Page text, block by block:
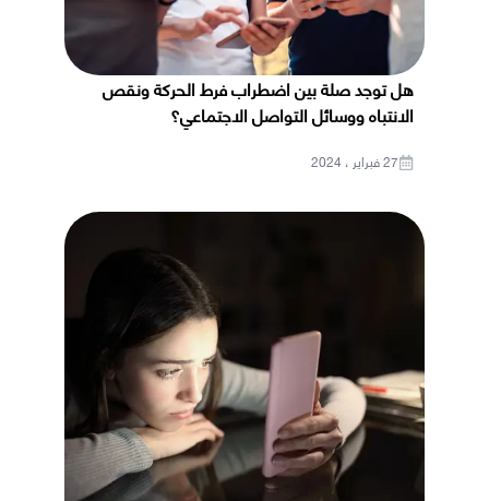
هل توجد صلة بين اضطراب فرط الحركة ونقص
الانتباه ووسائل التواصل الاجتماعي؟
27 فبراير ، 2024